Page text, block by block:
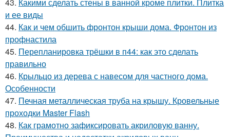
43. Какими сделать стены в ванной кроме плитки. Плитка
и ее виды
44. Как и чем обшить фронтон крыши дома. Фронтон из
профнастила
45. Перепланировка трёшки в п44: как это сделать
правильно
46. Крыльцо из дерева с навесом для частного дома.
Особенности
47. Печная металлическая труба на крышу. Кровельные
проходки Master Flash
48. Как грамотно зафиксировать акриловую ванну.